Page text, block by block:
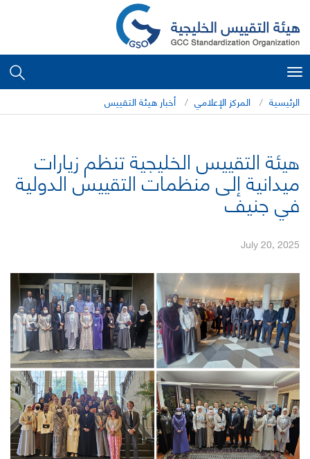
Toggle
navigation
الرئيسية المركز الإعلامي أخبار هيئة التقييس
هيئة التقييس الخليجية تنظم زيارات
ميدانية إلى منظمات التقييس الدولية
في جنيف
July 20, 2025